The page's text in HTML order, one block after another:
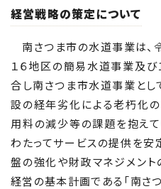
経営戦略の策定について
南さつま市の水道事業は、
１６地区の簡易水道事業及
合し南さつま市水道事業とし
設の経年劣化による老朽化
用料の減少等の課題を抱えて
わたってサービスの提供を安
盤の強化や財政マネジメン
経営の基本計画である「南さ